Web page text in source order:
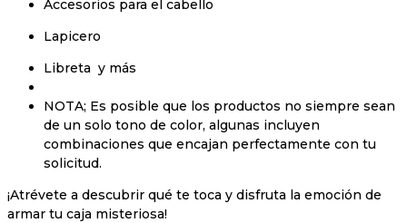
Accesorios para el cabello
Lapicero
Libreta y más
NOTA; Es posible que los productos no siempre sean
de un solo tono de color, algunas incluyen
combinaciones que encajan perfectamente con tu
solicitud.
¡Atrévete a descubrir qué te toca y disfruta la emoción de
armar tu caja misteriosa!